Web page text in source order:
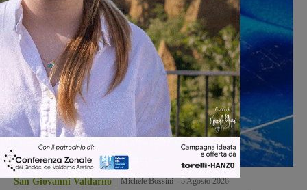
San Giovanni Valdarno Michele Bossini -5 Agosto 2026